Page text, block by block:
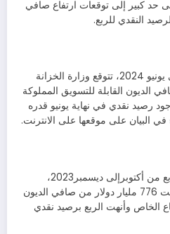
ذلك إلى حد كبير إلى توقعات ارتفاع صافي
النقدي للربع.
خلال الربع الممتد من أبريل إلى يونيو 2024، تتوقع وزارة الخزانة
من صافي الديون القابلة للتسويق المملوكة
رصيد نقدي في نهاية يونيو قدره
وحول الفترة الماضية، خلال الربع من أكتوبرإلى ديسمبر2023،
أفادت وزارة الخزانة أنها اقترضت 776 مليار دولار من صافي الديون
الخاص وأنهت الربع برصيد نقدي